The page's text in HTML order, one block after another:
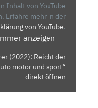
Inhalt von YouTube
Erfahre mehr in der
von YouTube.
anzeigen
(2022): Reicht der
motor und sport“
direkt öffnen